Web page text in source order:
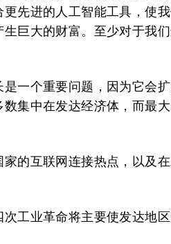
先进的人工智能工具，使我
巨大的财富。至少对于我
一个重要问题，因为它会
集中在发达经济体，而最
的互联网连接热点，以及
工业革命将主要使发达地